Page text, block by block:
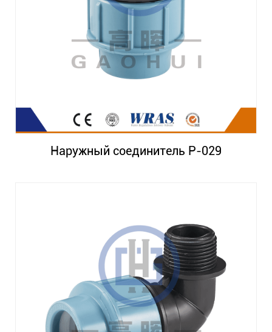
Наружный соединитель P-029